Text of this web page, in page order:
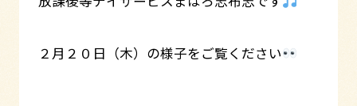
２月２０日（木）の様子をご覧ください